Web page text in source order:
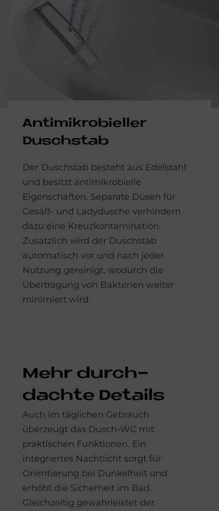
An­ti­mi­kro­bi­el­ler
Dusch­stab
Der Duschstab besteht aus Edelstahl
und besitzt antimikrobielle
Eigenschaften. Separate Düsen für
Gesäß- und Ladydusche verhindern
dazu eine Kreuzkontamination.
Zusätzlich wird der Duschstab
automatisch vor und nach jeder
Nutzung gereinigt, wodurch die
Übertragung von Bakterien weiter
minimiert wird.
Mehr durch­
dach­te De­tails
Auch im täglichen Gebrauch
überzeugt das Dusch-WC mit
praktischen Funktionen. Ein
integriertes Nachtlicht sorgt für
Orientierung bei Dunkelheit und
erhöht die Sicherheit im Bad.
Gleichzeitig gewährleistet der